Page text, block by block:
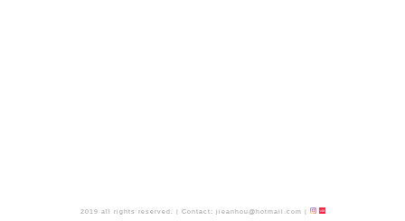
2019 all rights reserved. Contact: jieanhou@hotmail.com